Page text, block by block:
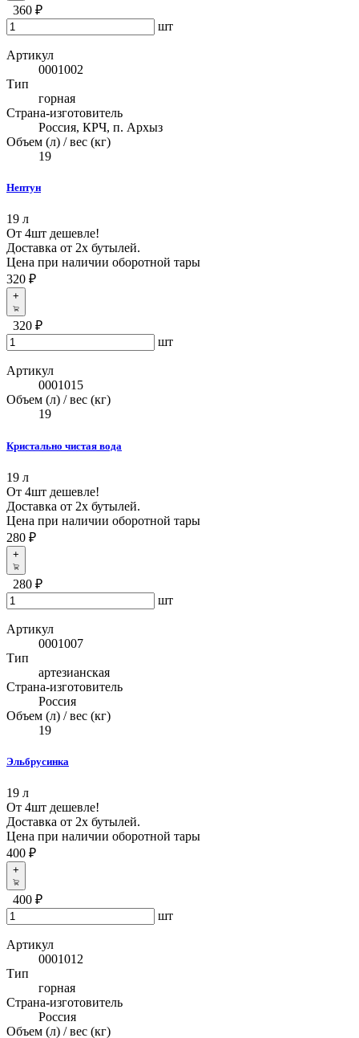
360 ₽
шт
Артикул
0001002
Тип
горная
Страна-изготовитель
Россия, КРЧ, п. Архыз
Объем (л) / вес (кг)
19
Нептун
19 л
От 4шт дешевле!
Доставка от 2х бутылей.
Цена при наличии оборотной тары
320 ₽
+
320 ₽
шт
Артикул
0001015
Объем (л) / вес (кг)
19
Кристально чистая вода
19 л
От 4шт дешевле!
Доставка от 2х бутылей.
Цена при наличии оборотной тары
280 ₽
+
280 ₽
шт
Артикул
0001007
Тип
артезианская
Страна-изготовитель
Россия
Объем (л) / вес (кг)
19
Эльбрусинка
19 л
От 4шт дешевле!
Доставка от 2х бутылей.
Цена при наличии оборотной тары
400 ₽
+
400 ₽
шт
Артикул
0001012
Тип
горная
Страна-изготовитель
Россия
Объем (л) / вес (кг)